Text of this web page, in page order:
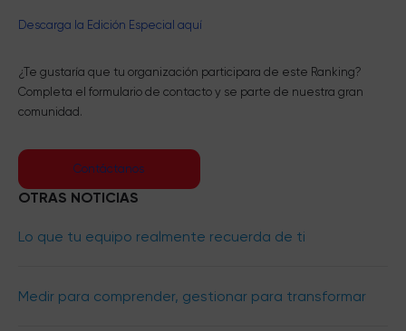
Descarga la Edición Especial aquí
¿Te gustaría que tu organización participara de este Ranking?
Completa el formulario de contacto y se parte de nuestra gran
comunidad.
Contáctanos
OTRAS NOTICIAS
Lo que tu equipo realmente recuerda de ti
Medir para comprender, gestionar para transformar